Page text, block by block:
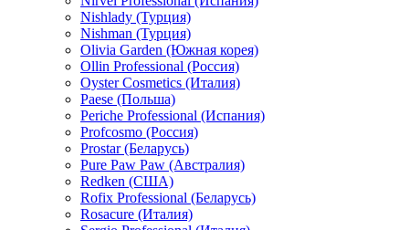
Nishlady (Турция)
Nishman (Турция)
Olivia Garden (Южная корея)
Ollin Professional (Россия)
Oyster Cosmetics (Италия)
Paese (Польша)
Periche Professional (Испания)
Profcosmo (Россия)
Prostar (Беларусь)
Pure Paw Paw (Австралия)
Redken (США)
Rofix Professional (Беларусь)
Rosacure (Италия)